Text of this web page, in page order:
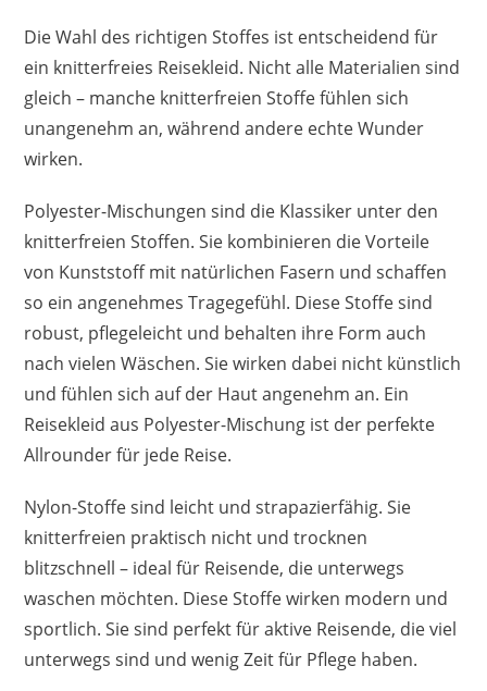
Die Wahl des richtigen Stoffes ist entscheidend für
ein knitterfreies Reisekleid. Nicht alle Materialien sind
gleich – manche knitterfreien Stoffe fühlen sich
unangenehm an, während andere echte Wunder
wirken.
Polyester-Mischungen sind die Klassiker unter den
knitterfreien Stoffen. Sie kombinieren die Vorteile
von Kunststoff mit natürlichen Fasern und schaffen
so ein angenehmes Tragegefühl. Diese Stoffe sind
robust, pflegeleicht und behalten ihre Form auch
nach vielen Wäschen. Sie wirken dabei nicht künstlich
und fühlen sich auf der Haut angenehm an. Ein
Reisekleid aus Polyester-Mischung ist der perfekte
Allrounder für jede Reise.
Nylon-Stoffe sind leicht und strapazierfähig. Sie
knitterfreien praktisch nicht und trocknen
blitzschnell – ideal für Reisende, die unterwegs
waschen möchten. Diese Stoffe wirken modern und
sportlich. Sie sind perfekt für aktive Reisende, die viel
unterwegs sind und wenig Zeit für Pflege haben.